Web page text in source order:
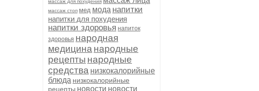
массаж для похудения
массаж стоп мед мода напитки
напитки для похудения
напитки здоровья напиток
здоровья народная
медицина народные
рецепты народные
средства низкокалорийные
блюда низкокалорийные
рецепты новости новости